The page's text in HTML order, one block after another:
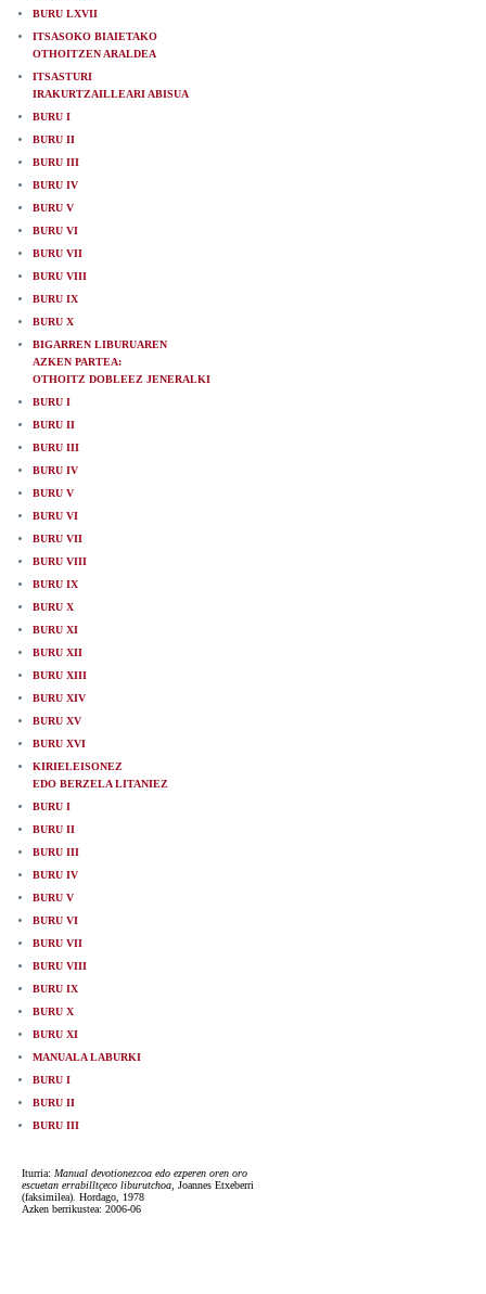
BURU LXVII
ITSASOKO BIAIETAKO
OTHOITZEN ARALDEA
ITSASTURI
IRAKURTZAILLEARI ABISUA
BURU I
BURU II
BURU III
BURU IV
BURU V
BURU VI
BURU VII
BURU VIII
BURU IX
BURU X
BIGARREN LIBURUAREN
AZKEN PARTEA:
OTHOITZ DOBLEEZ JENERALKI
BURU I
BURU II
BURU III
BURU IV
BURU V
BURU VI
BURU VII
BURU VIII
BURU IX
BURU X
BURU XI
BURU XII
BURU XIII
BURU XIV
BURU XV
BURU XVI
KIRIELEISONEZ
EDO BERZELA LITANIEZ
BURU I
BURU II
BURU III
BURU IV
BURU V
BURU VI
BURU VII
BURU VIII
BURU IX
BURU X
BURU XI
MANUALA LABURKI
BURU I
BURU II
BURU III
Iturria: Manual devotionezcoa edo ezperen oren oro
escuetan errabilltçeco liburutchoa , Joannes Etxeberri
(faksimilea). Hordago, 1978
Azken berrikustea: 2006-06